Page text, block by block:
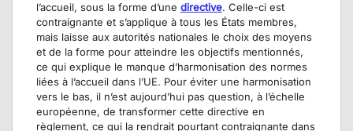
l’accueil, sous la forme d’une directive. Celle-ci est
contraignante et s’applique à tous les États membres,
mais laisse aux autorités nationales le choix des moyens
et de la forme pour atteindre les objectifs mentionnés,
ce qui explique le manque d’harmonisation des normes
liées à l’accueil dans l’UE. Pour éviter une harmonisation
vers le bas, il n’est aujourd’hui pas question, à l’échelle
européenne, de transformer cette directive en
règlement, ce qui la rendrait pourtant contraignante dans